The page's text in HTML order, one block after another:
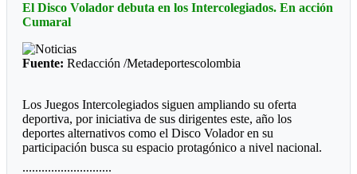
habitual de conservarla.
*Reacciones*
Como era de esperarse, las redes sociales reaccionaron de
almorzaría un perfume de la marca Lattafa, mientras algunos
recordaron la famosa frase de Teófilo Gutiérrez: “Perfume
europeo, papi”. En pocas horas, la publicación acumuló miles
de reacciones.
El Disco Volador debuta en los Intercolegiados. En acción
Cumaral
Fuente: Redacción /Metadeportescolombia
Los Juegos Intercolegiados siguen ampliando su oferta
deportiva, por iniciativa de sus dirigentes este, año los
deportes alternativos como el Disco Volador en su
participación busca su espacio protagónico a nivel nacional.
............................